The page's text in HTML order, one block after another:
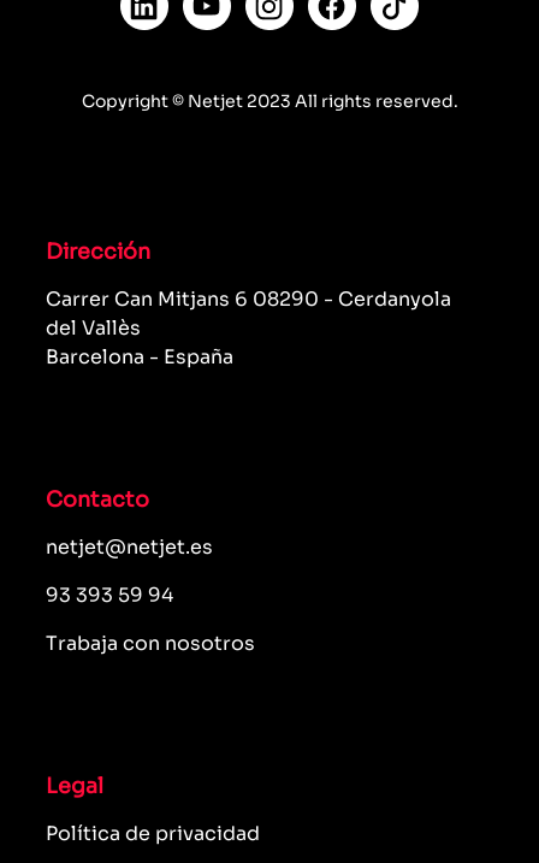
Copyright © Netjet 2023 All rights reserved.
Dirección
Carrer Can Mitjans 6 08290 - Cerdanyola
del Vallès
Barcelona - España
Contacto
netjet@netjet.es
93 393 59 94
Trabaja con nosotros
Legal
Política de privacidad